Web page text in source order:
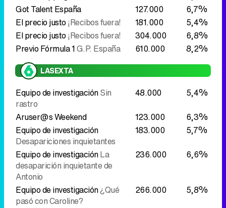
Got Talent España
127.000
6,7%
El precio justo¡Recibos fuera! 181.000
5,4%
El precio justo¡Recibos fuera! 304.000
6,8%
Previo Fórmula 1G.P. España 610.000 8,2%
LASEXTA
Equipo de investigaciónSin
rastro
48.000
5,4%
Aruser@s Weekend
123.000
6,3%
Equipo de investigación
Desapariciones inquietantes
183.000
5,7%
Equipo de investigaciónLa
desaparición inquietante de
Antonio
236.000 6,6%
Equipo de investigación¿Qué
pasó con Caroline?
266.000 5,8%